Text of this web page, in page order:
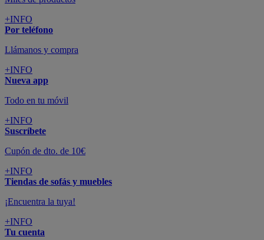
+INFO
Por teléfono
Llámanos y compra
+INFO
Nueva app
Todo en tu móvil
+INFO
Suscríbete
Cupón de dto. de 10€
+INFO
Tiendas de sofás y muebles
¡Encuentra la tuya!
+INFO
Tu cuenta